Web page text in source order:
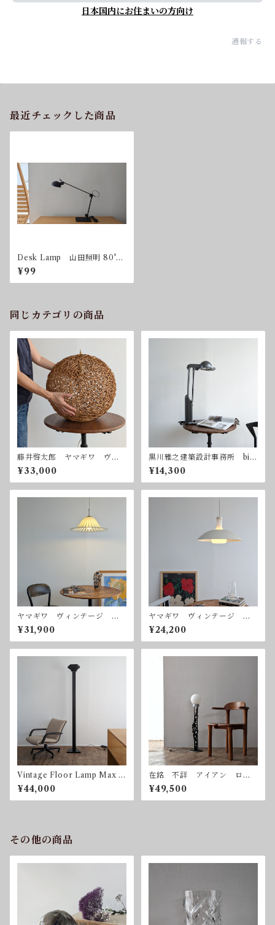
日本国内にお住まいの方向け
通報する
最近チェックした商品
Desk Lamp 山田照明 80's
送料込
¥99
同じカテゴリの商品
藤井啓太郎 ヤマギワ ヴィ
ンテージ ペンダントライ
ト 吊り下げ照明
¥33,000
黒川雅之建築設計事務所 bio
-lite pro 林原生物化学研究
所 ヤマギワ バイオライト
プロ
¥14,300
ヤマギワ ヴィンテージ ガ
ラスハンギングランプ ペン
ダントライト 吊り下げ照
明
¥31,900
ヤマギワ ヴィンテージ ハ
ンギングランプ ペンダント
ライト 吊り下げ照明
¥24,200
Vintage Floor Lamp Max H
igh 1980mm ヴィンテー
ジ フロアランプ 調光器
¥44,000
在銘 不詳 アイアン ロー
トアイアン 鍛鉄 フロアス
タンド ボールランプ
¥49,500
その他の商品